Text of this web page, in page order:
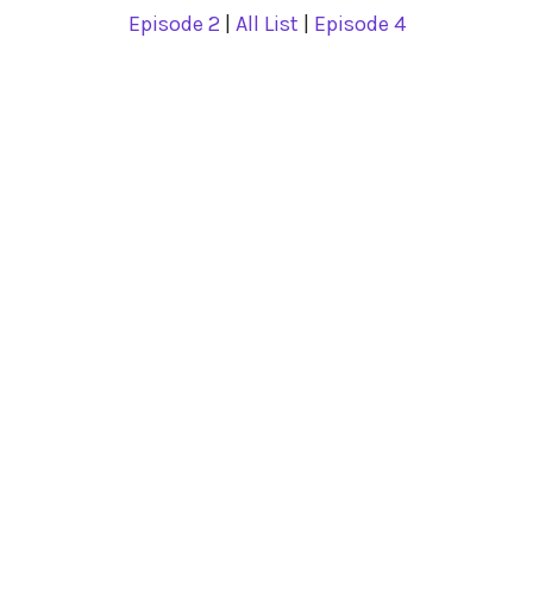
Episode 2 All List Episode 4